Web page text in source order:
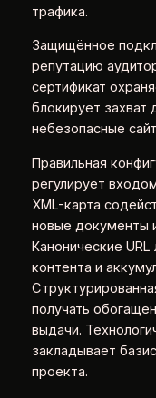
трафика.
Защищённое
репутацию
сертификат
блокирует
небезопасные
Правильная
регулирует
XML-карта
новые документы
Канонические
контента и
получать
выдачи.
закладывает
проекта.